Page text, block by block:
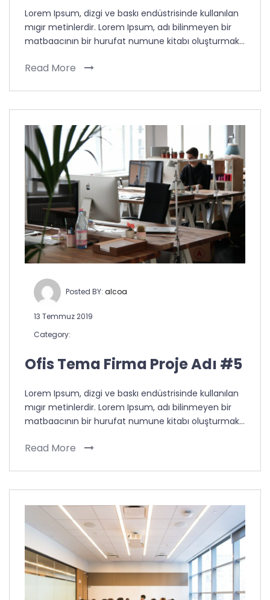
Lorem Ipsum, dizgi ve baskı endüstrisinde kullanılan
mıgır metinlerdir. Lorem Ipsum, adı bilinmeyen bir
matbaacının bir hurufat numune kitabı oluşturmak…
Read More
Posted BY: alcoa
13 Temmuz 2019
Category:
Ofis Tema Firma Proje Adı #5
Lorem Ipsum, dizgi ve baskı endüstrisinde kullanılan
mıgır metinlerdir. Lorem Ipsum, adı bilinmeyen bir
matbaacının bir hurufat numune kitabı oluşturmak…
Read More